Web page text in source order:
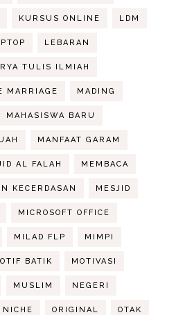
KURSUS ONLINE LDM
LEBARAN
TULIS ILMIAH
MARRIAGE MADING
MAHASISWA BARU
MANFAAT GARAM
AL FALAH MEMBACA
KECERDASAN MESJID
MICROSOFT OFFICE
MILAD FLP MIMPI
BATIK MOTIVASI
MUSLIM NEGERI
NICHE ORIGINAL OTAK